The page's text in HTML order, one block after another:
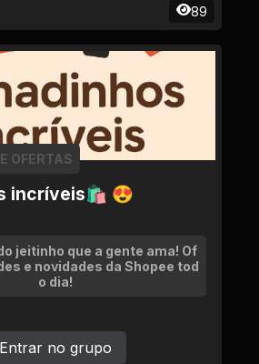
89
incríveis🛍 😍
OFERTAS
jeitinho que a gente ama! Of
e novidades da Shopee tod
o dia!
Entrar no grupo